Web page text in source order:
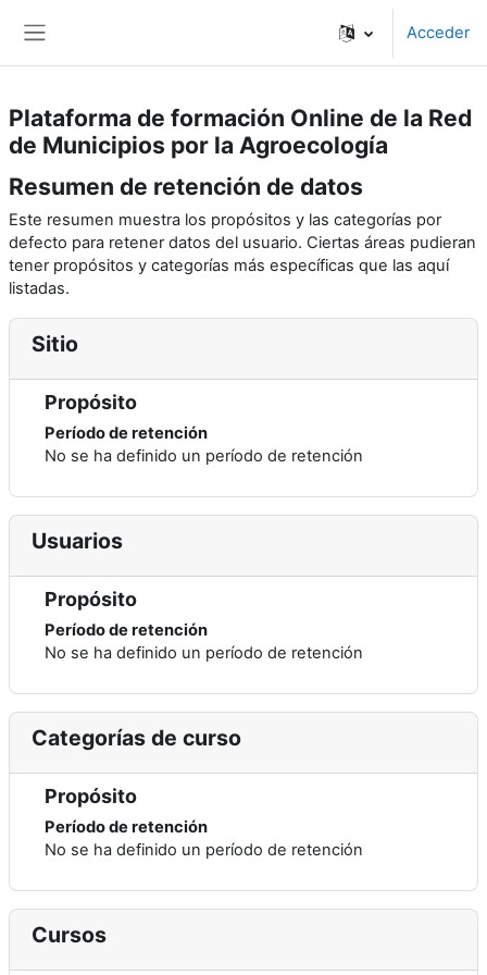
Acceder
Plataforma de formación Online de la Red
de Municipios por la Agroecología
Resumen de retención de datos
Este resumen muestra los propósitos y las categorías por
defecto para retener datos del usuario. Ciertas áreas pudieran
tener propósitos y categorías más específicas que las aquí
listadas.
Sitio
Propósito
Período de retención
No se ha definido un período de retención
Usuarios
Propósito
Período de retención
No se ha definido un período de retención
Categorías de curso
Propósito
Período de retención
No se ha definido un período de retención
Cursos